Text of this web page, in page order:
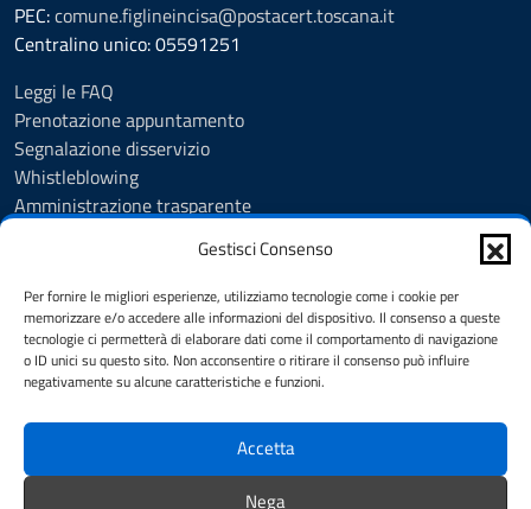
Gestisci Consenso
Per fornire le migliori esperienze, utilizziamo tecnologie come i cookie per
memorizzare e/o accedere alle informazioni del dispositivo. Il consenso a queste
tecnologie ci permetterà di elaborare dati come il comportamento di navigazione
o ID unici su questo sito. Non acconsentire o ritirare il consenso può influire
negativamente su alcune caratteristiche e funzioni.
Accetta
Nega
PEC:comune.figlineincisa@postacert.toscana.it
Centralino unico: 05591251
Leggi le FAQ
Prenotazione appuntamento
Segnalazione disservizio
Whistleblowing
Amministrazione trasparente
Albo Pretorio
Cookie Policy
Informativa privacy
Dichiarazione di accessibilità
SEGUICI SU